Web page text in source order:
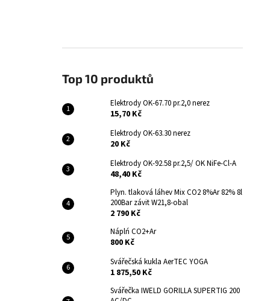
Top 10 produktů
Elektrody OK-67.70 pr.2,0 nerez
15,70 Kč
Elektrody OK-63.30 nerez
20 Kč
Elektrody OK-92.58 pr.2,5/ OK NiFe-Cl-A
48,40 Kč
Plyn. tlaková láhev Mix CO2 8%Ar 82% 8l
200Bar závit W21,8-obal
2 790 Kč
Náplń CO2+Ar
800 Kč
Svářečská kukla AerTEC YOGA
1 875,50 Kč
Svářečka IWELD GORILLA SUPERTIG 200